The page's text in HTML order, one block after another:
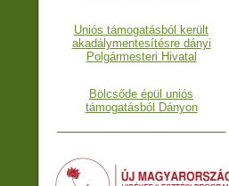
Uniós támogatásból került
akadálymentesítésre dányi
Polgármesteri Hivatal
Bölcsőde épül uniós
támogatásból Dányon